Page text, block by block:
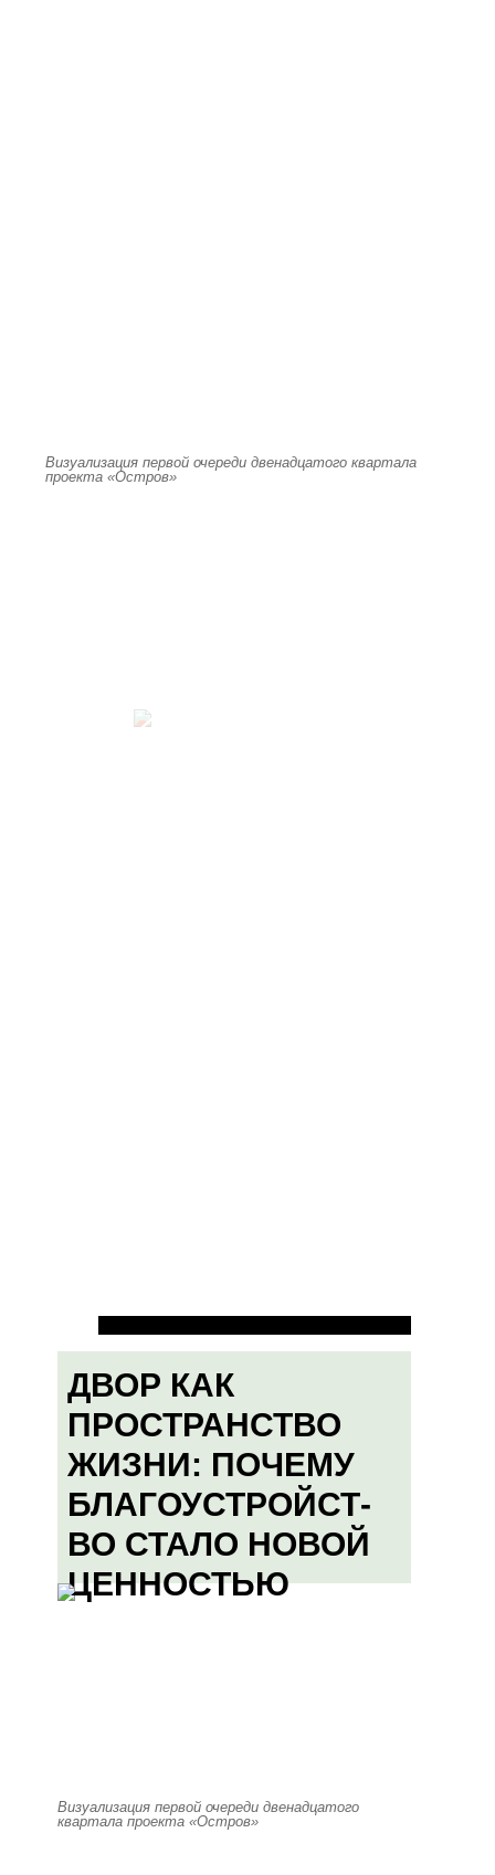
Визуализация первой очереди двенадцатого квартала
проекта «Остров»
ДВОР КАК
ПРОСТРАНСТВО
ЖИЗНИ: ПОЧЕМУ
БЛАГОУСТРОЙСТ-
ВО СТАЛО НОВОЙ
ЦЕННОСТЬЮ
Визуализация первой очереди двенадцатого
квартала проекта «Остров»